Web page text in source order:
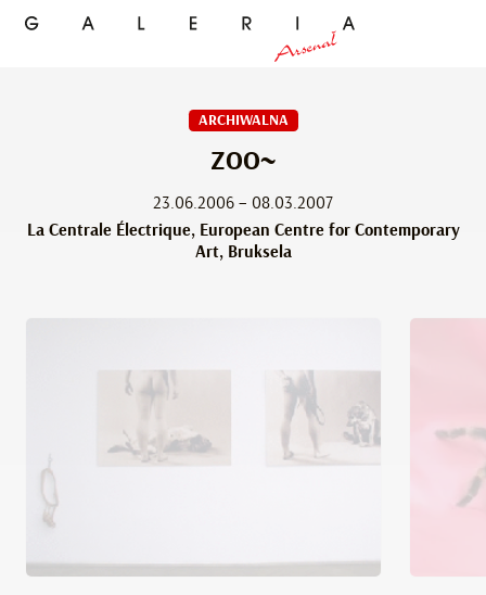
ARCHIWALNA
ZOO~
23.06.2006 – 08.03.2007
La Centrale Électrique, European Centre for Contemporary
Art, Bruksela